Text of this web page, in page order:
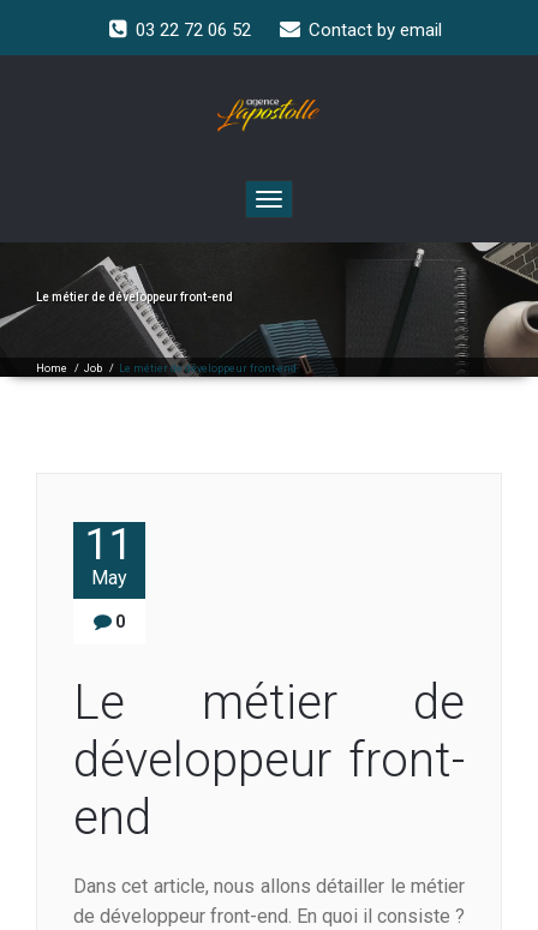
03 22 72 06 52 Contact by email
Toggle
navigation
Le métier de développeur front-end
Home / Job / Le métier de développeur front-end
11
May
0
Le métier de
développeur front-
end
Dans cet article, nous allons détailler le métier
de développeur front-end. En quoi il consiste ?